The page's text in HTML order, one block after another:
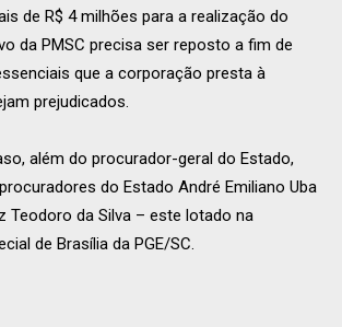
de R$ 4 milhões para a realização do
da PMSC precisa ser reposto a fim de
que a corporação presta à
prejudicados.
além do procurador-geral do Estado,
do Estado André Emiliano Uba
Teodoro da Silva – este lotado na
de Brasília da PGE/SC.